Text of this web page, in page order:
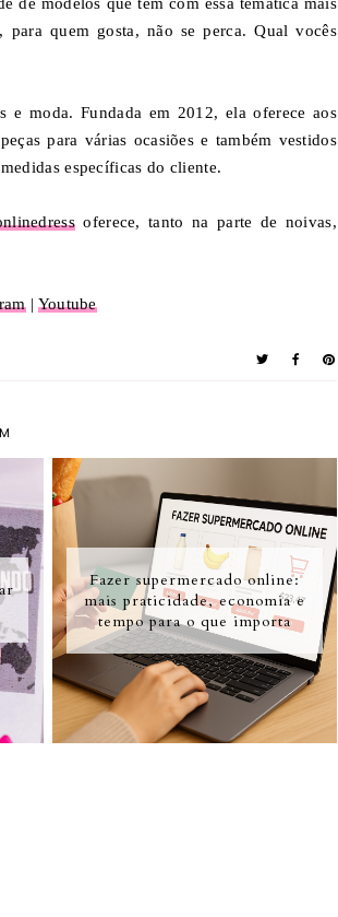
quem gosta, não se perca. Qual vocês
e moda. Fundada em 2012, ela oferece aos
para várias ocasiões e também vestidos
específicas do cliente.
oferece, tanto na parte de noivas,
| Youtube
Fazer supermercado online:
mais praticidade, economia e
tempo para o que importa